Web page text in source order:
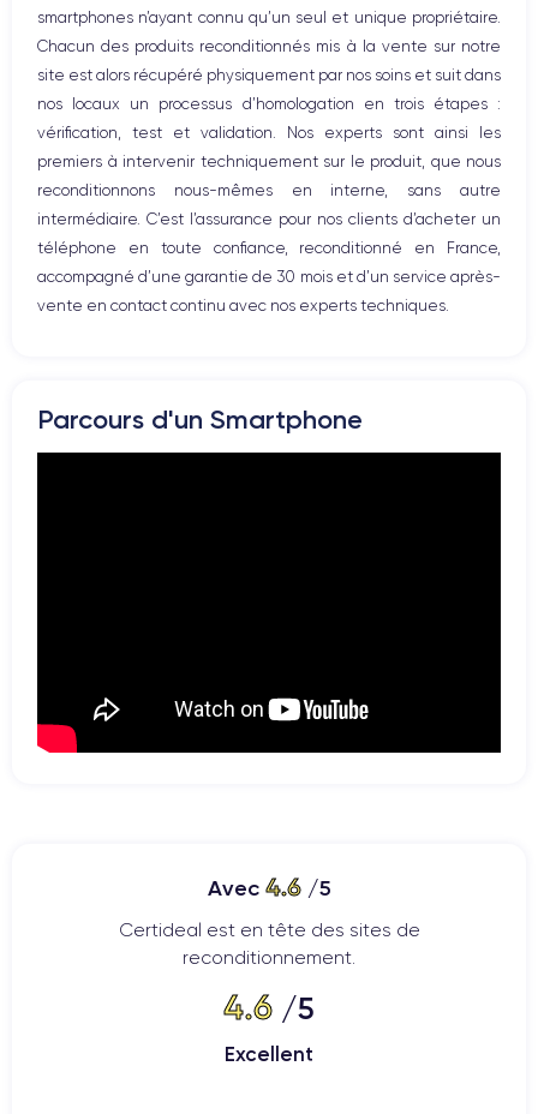
Réseau
Vibreur
Prise USB
smartphones n’ayant connu qu’un seul et unique propriétaire.
Chacun des produits reconditionnés mis à la vente sur notre
site est alors récupéré physiquement par nos soins et suit dans
nos locaux un processus d’homologation en trois étapes :
vérification, test et validation. Nos experts sont ainsi les
premiers à intervenir techniquement sur le produit, que nous
reconditionnons nous-mêmes en interne, sans autre
intermédiaire. C’est l’assurance pour nos clients d’acheter un
téléphone en toute confiance, reconditionné en France,
accompagné d’une garantie de 30 mois et d’un service après-
vente en contact continu avec nos experts techniques.
Parcours d'un Smartphone
Avec 4.6/5
Certideal est en tête des sites de
reconditionnement.
4.6 /5
Excellent